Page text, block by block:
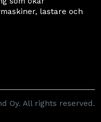
lastare och
Oy. All rights reserved.